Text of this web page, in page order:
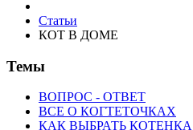
Статьи
КОТ В ДОМЕ
Темы
ВОПРОС - ОТВЕТ
ВСЕ О КОГТЕТОЧКАХ
КАК ВЫБРАТЬ КОТЕНКА